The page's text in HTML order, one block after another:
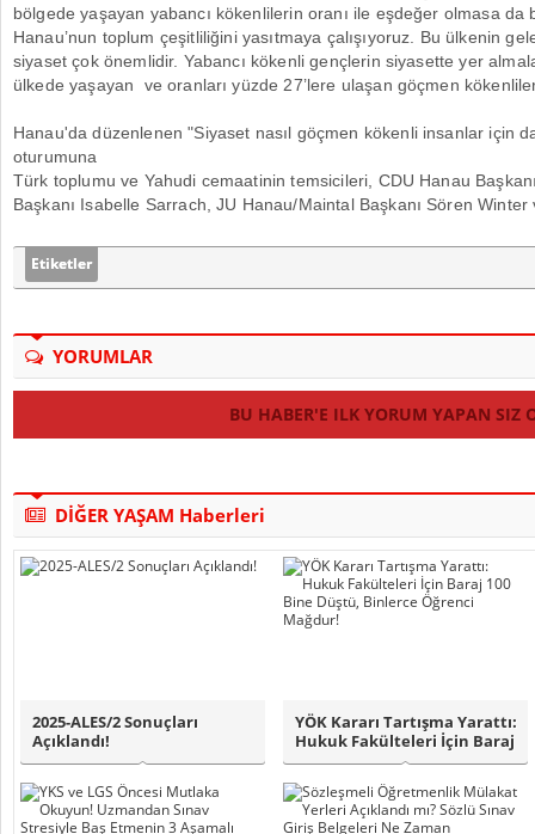
bölgede yaşayan yabancı kökenlilerin oranı ile eşdeğer olmasa da
Hanau’nun toplum çeşitliliğini yasıtmaya çalışıyoruz. Bu ülkenin
siyaset çok önemlidir. Yabancı kökenli gençlerin siyasette yer
ülkede yaşayan ve oranları yüzde 27’lere ulaşan göçmen
Hanau'da düzenlenen "Siyaset nasıl göçmen kökenli insanlar için
oturumuna
Türk toplumu ve Yahudi cemaatinin temsicileri, CDU Hanau
Başkanı Isabelle Sarrach, JU Hanau/Maintal Başkanı Sören Winter
Etiketler
YORUMLAR
BU HABER'E ILK YORUM YAPAN SIZ
DİĞER YAŞAM Haberleri
2025-ALES/2 Sonuçları
Açıklandı!
YÖK Kararı Tartışma Yarattı:
Hukuk Fakülteleri İçin Baraj
10..